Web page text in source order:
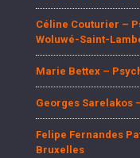
Céline Couturier –
Woluwé-Saint-
Marie Bettex –
Georges Sarelakos
Felipe Fernandes
Bruxelles